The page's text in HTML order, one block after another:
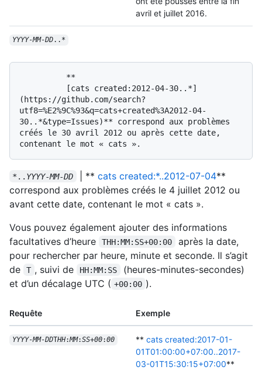
avril et juillet 2016.
YYYY-MM-DD..*
(https://github.com/search?
utf8=%E2%9C%93&q=cats+created%3A2012-04-
30..*&type=Issues)** correspond aux problèmes
créés le 30 avril 2012 ou après cette date,
*.. YYYY-MM-DD | ** cats created:*..2012-07-04**
correspond aux problèmes créés le 4 juillet 2012 ou
avant cette date, contenant le mot « cats ».
Vous pouvez également ajouter des informations
facultatives d’heure
THH:MM:SS+00:00
après la date,
pour rechercher par heure, minute et seconde. Il s’agit
de
T , suivi de HH:MM:SS
(heures-minutes-secondes)
et d’un décalage UTC ( +00:00 ).
Requête Exemple
YYYY-MM-DDTHH:MM:SS+00:00 ** cats created:2017-01-
01T01:00:00+07:00..2017-
03-01T15:30:15+07:00**